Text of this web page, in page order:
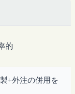
的
+外注の併用を